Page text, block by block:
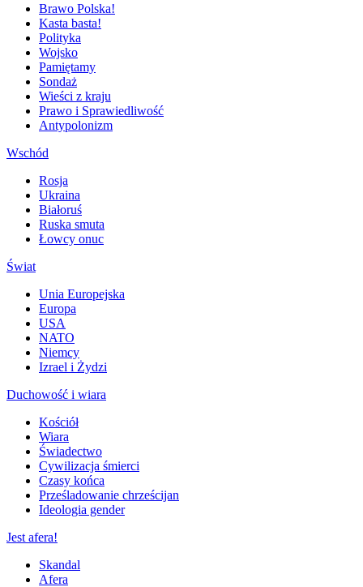
Brawo Polska!
Kasta basta!
Polityka
Wojsko
Pamiętamy
Sondaż
Wieści z kraju
Prawo i Sprawiedliwość
Antypolonizm
Wschód
Rosja
Ukraina
Białoruś
Ruska smuta
Łowcy onuc
Świat
Unia Europejska
Europa
USA
NATO
Niemcy
Izrael i Żydzi
Duchowość i wiara
Kościół
Wiara
Świadectwo
Cywilizacja śmierci
Czasy końca
Prześladowanie chrześcijan
Ideologia gender
Jest afera!
Skandal
Afera